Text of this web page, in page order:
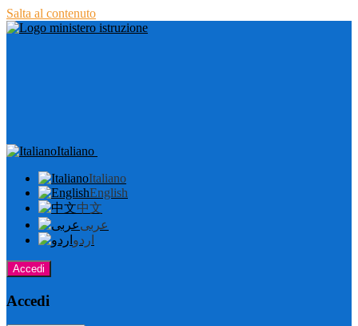
Salta al contenuto
Italiano
Italiano
English
中文
عربى
اردو
Accedi
Accedi